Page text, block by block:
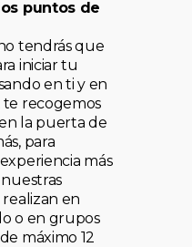
puntos de
tendrás que
iniciar tu
en ti y en
recogemos
la puerta de
para
más
en
o en grupos
máximo 12